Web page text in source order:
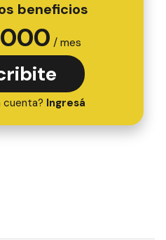
beneficios
/ mes
cuenta? Ingresá